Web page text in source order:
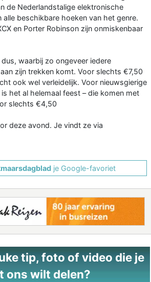
de Nederlandstalige elektronische
alle beschikbare hoeken van het genre.
en Porter Robinson zijn onmiskenbaar
waarbij zo ongeveer iedere
zijn trekken komt. Voor slechts €7,50
ook wel verleidelijk. Voor nieuwsgierige
het al helemaal feest – die komen met
slechts €4,50
deze avond. Je vindt ze via
je Google-favoriet
tip, foto of video die je
ons wilt delen?